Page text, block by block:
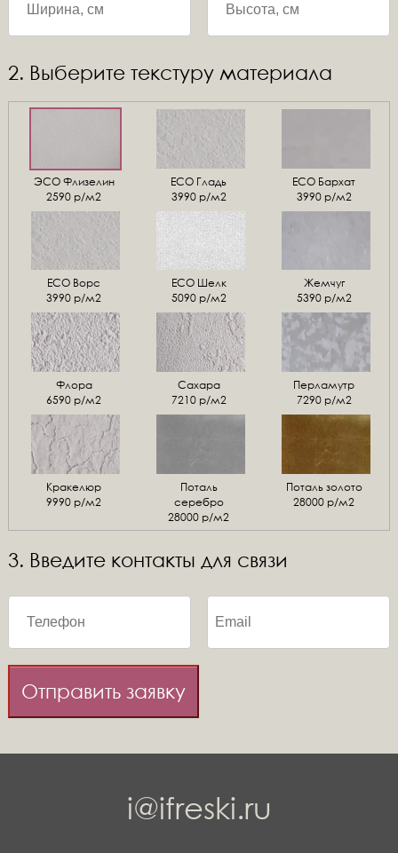
2. Выберите текстуру материала
ЭСО Флизелин
2590 р/м2
ЕСО Гладь
3990 р/м2
ECO Бархат
3990 р/м2
ЕСО Ворс
3990 р/м2
ЕСО Шелк
5090 р/м2
Жемчуг
5390 р/м2
Флора
6590 р/м2
Сахара
7210 р/м2
Перламутр
7290 р/м2
Кракелюр
9990 р/м2
Поталь
серебро
28000 р/м2
Поталь золото
28000 р/м2
3. Введите контакты для связи
Отправить заявку
i@ifreski.ru